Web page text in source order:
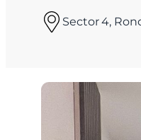
Sector 4,